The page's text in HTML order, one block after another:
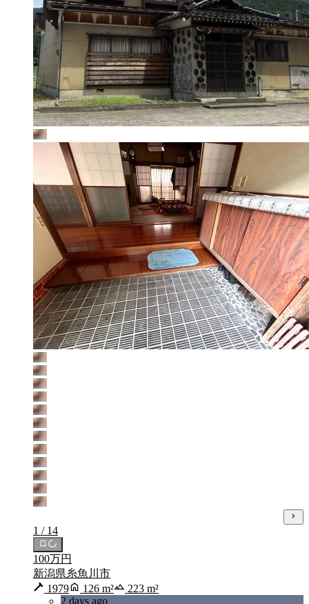
1 / 14
100万円
新潟県糸魚川市
1979
126 m²
223 m²
2 days ago